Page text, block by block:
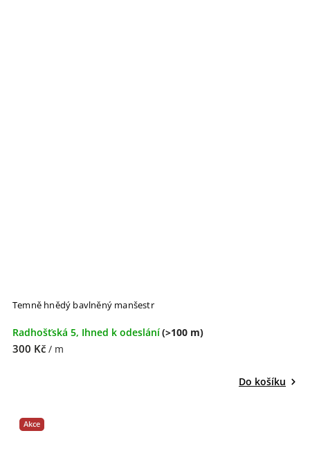
Temně hnědý bavlněný manšestr
Radhošťská 5, Ihned k odeslání(>100 m)
300 Kč / m
Do košíku
Akce